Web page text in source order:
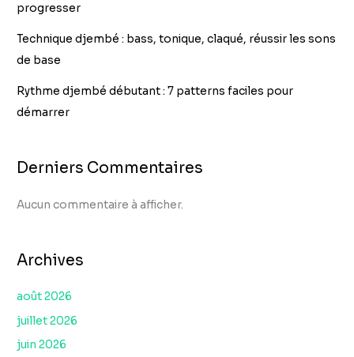
progresser
Technique djembé : bass, tonique, claqué, réussir les sons
de base
Rythme djembé débutant : 7 patterns faciles pour
démarrer
Derniers Commentaires
Aucun commentaire à afficher.
Archives
août 2026
juillet 2026
juin 2026